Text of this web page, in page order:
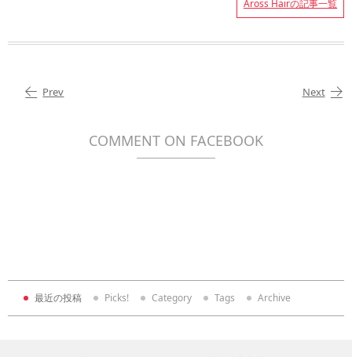
Aross Hairの記事一覧
Prev Next
COMMENT ON FACEBOOK
最近の投稿 Picks! Category Tags Archive